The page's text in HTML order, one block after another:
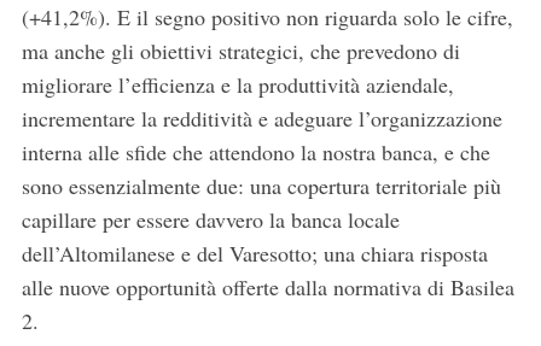
(+41,2%). E il segno positivo non riguarda solo le cifre,
ma anche gli obiettivi strategici, che prevedono di
migliorare l’efficienza e la produttività aziendale,
incrementare la redditività e adeguare l’organizzazione
interna alle sfide che attendono la nostra banca, e che
sono essenzialmente due: una copertura territoriale più
capillare per essere davvero la banca locale
dell’Altomilanese e del Varesotto; una chiara risposta
alle nuove opportunità offerte dalla normativa di Basilea
2.